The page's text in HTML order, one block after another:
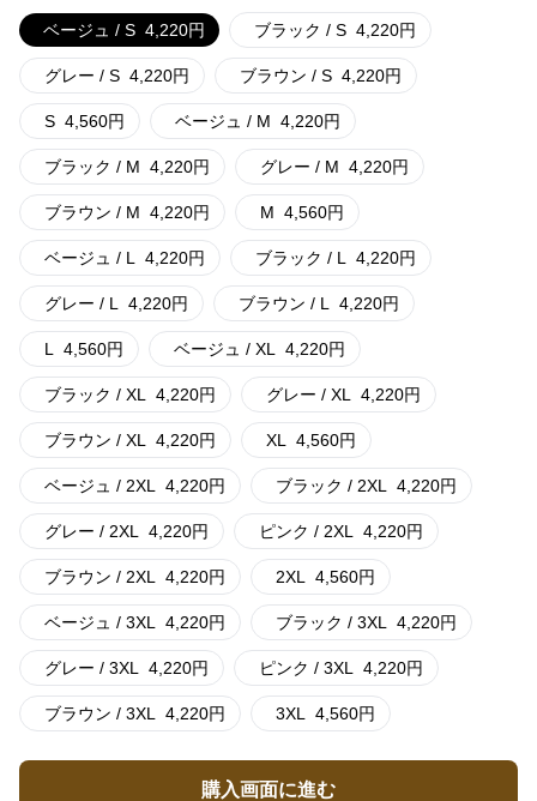
ベージュ / S 4,220円 ブラック / S 4,220円
グレー / S 4,220円 ブラウン / S 4,220円
S 4,560円 ベージュ / M 4,220円
ブラック / M 4,220円 グレー / M 4,220円
ブラウン / M 4,220円 M 4,560円
ベージュ / L 4,220円 ブラック / L 4,220円
グレー / L 4,220円 ブラウン / L 4,220円
L 4,560円 ベージュ / XL 4,220円
ブラック / XL 4,220円 グレー / XL 4,220円
ブラウン / XL 4,220円 XL 4,560円
ベージュ / 2XL 4,220円 ブラック / 2XL 4,220円
グレー / 2XL 4,220円 ピンク / 2XL 4,220円
ブラウン / 2XL 4,220円 2XL 4,560円
ベージュ / 3XL 4,220円 ブラック / 3XL 4,220円
グレー / 3XL 4,220円 ピンク / 3XL 4,220円
ブラウン / 3XL 4,220円 3XL 4,560円
購入画面に進む